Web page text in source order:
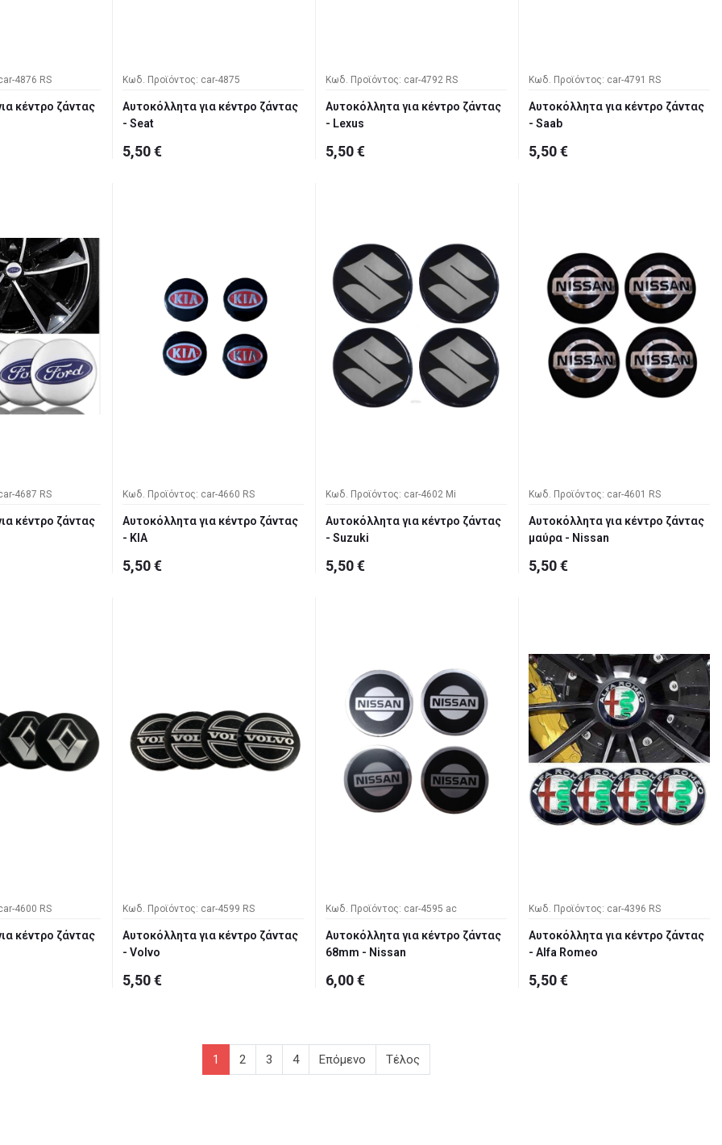
4876 RS
κέντρο ζάντας
Κωδ. Προϊόντος: car-4875
Αυτοκόλλητα για κέντρο ζάντας
- Seat
5,50 €
Κωδ. Προϊόντος: car-4792 RS
Αυτοκόλλητα για κέντρο ζάντας
- Lexus
5,50 €
Κωδ. Προϊόντος: car-4791 RS
Αυτοκόλλητα για κέντρο ζάντας
- Saab
5,50 €
4687 RS
κέντρο ζάντας
Κωδ. Προϊόντος: car-4660 RS
Αυτοκόλλητα για κέντρο ζάντας
- KIA
5,50 €
Κωδ. Προϊόντος: car-4602 Mi
Αυτοκόλλητα για κέντρο ζάντας
- Suzuki
5,50 €
Κωδ. Προϊόντος: car-4601 RS
Αυτοκόλλητα για κέντρο ζάντας
μαύρα - Nissan
5,50 €
4600 RS
κέντρο ζάντας
Κωδ. Προϊόντος: car-4599 RS
Αυτοκόλλητα για κέντρο ζάντας
- Volvo
5,50 €
Κωδ. Προϊόντος: car-4595 ac
Αυτοκόλλητα για κέντρο ζάντας
68mm - Nissan
6,00 €
Κωδ. Προϊόντος: car-4396 RS
Αυτοκόλλητα για κέντρο ζάντας
- Alfa Romeo
5,50 €
1 2 3 4 Επόμενο Τέλος